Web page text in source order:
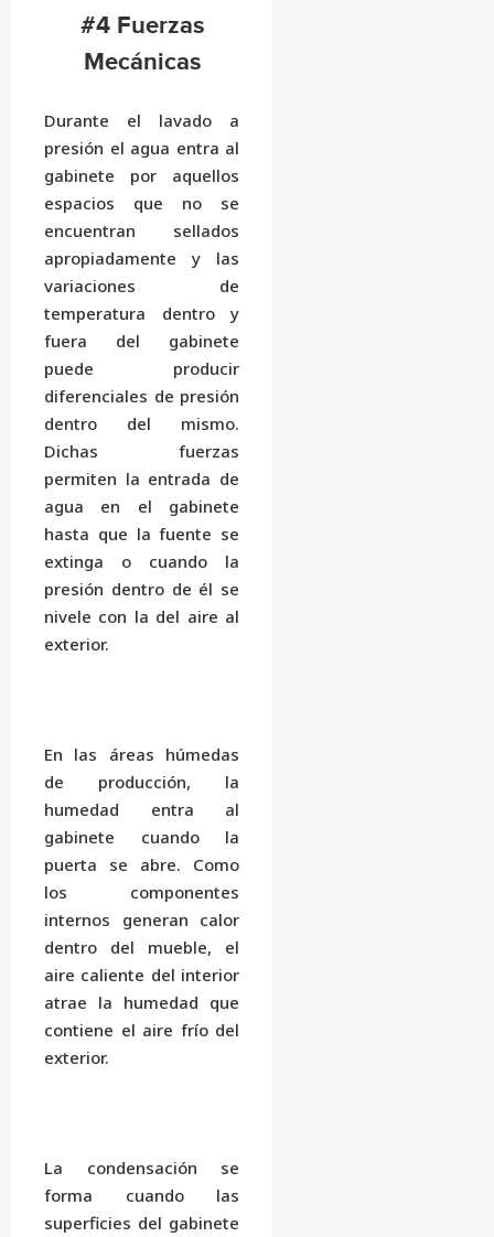
#4 Fuerzas
Mecánicas
Durante el lavado a
presión el agua entra al
gabinete por aquellos
espacios que no se
encuentran sellados
apropiadamente y las
variaciones de
temperatura dentro y
fuera del gabinete
puede producir
diferenciales de presión
dentro del mismo.
Dichas fuerzas
permiten la entrada de
agua en el gabinete
hasta que la fuente se
extinga o cuando la
presión dentro de él se
nivele con la del aire al
exterior.
En las áreas húmedas
de producción, la
humedad entra al
gabinete cuando la
puerta se abre. Como
los componentes
internos generan calor
dentro del mueble, el
aire caliente del interior
atrae la humedad que
contiene el aire frío del
exterior.
La condensación se
forma cuando las
superficies del gabinete